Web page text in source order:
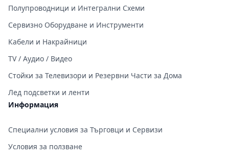
Полупроводници и Интегрални Схеми
Сервизно Оборудване и Инструменти
Кабели и Накрайници
TV / Аудио / Видео
Стойки за Телевизори и Резервни Части за Дома
Лед подсветки и ленти
Информация
Специални условия за Търговци и Сервизи
Условия за ползване